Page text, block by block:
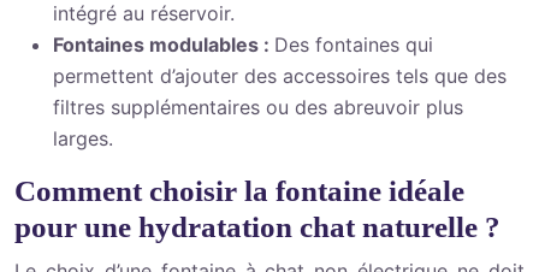
intégré au réservoir.
Fontaines modulables : Des fontaines qui
permettent d’ajouter des accessoires tels que des
filtres supplémentaires ou des abreuvoir plus
larges.
Comment choisir la fontaine idéale
pour une hydratation chat naturelle ?